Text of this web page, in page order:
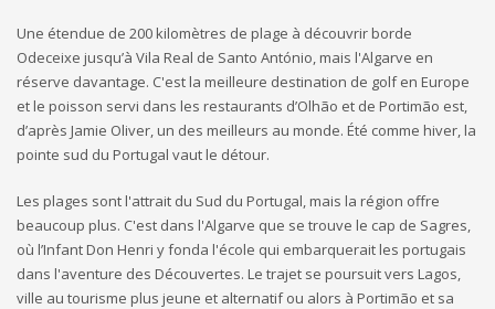
Une étendue de 200 kilomètres de plage à découvrir borde
Odeceixe jusqu’à Vila Real de Santo António, mais l'Algarve en
réserve davantage. C'est la meilleure destination de golf en Europe
et le poisson servi dans les restaurants d’Olhão et de Portimão est,
d’après Jamie Oliver, un des meilleurs au monde. Été comme hiver, la
pointe sud du Portugal vaut le détour.
Les plages sont l'attrait du Sud du Portugal, mais la région offre
beaucoup plus. C'est dans l'Algarve que se trouve le cap de Sagres,
où l’Infant Don Henri y fonda l'école qui embarquerait les portugais
dans l'aventure des Découvertes. Le trajet se poursuit vers Lagos,
ville au tourisme plus jeune et alternatif ou alors à Portimão et sa